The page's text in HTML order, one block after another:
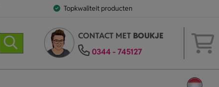
Topkwaliteit producten
CONTACT MET BOUKJE
0344 - 745127